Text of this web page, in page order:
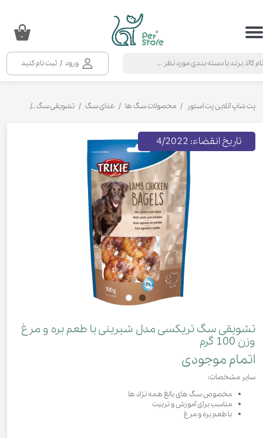
ورود / ثبت نام کنید
حساب کاربری من
خروج از حساب کاربری
۰
پت شاپ آنلاین پت استور محصولات سگ ها غذای سگ تشویقی سگ
تشویقی سگ تریکسی مدل شیرینی با طعم بره و مرغ
وزن 100 گرم
اتمام موجودی
سایر مشخصات:
مخصوص سگ های بالغ همه نژاد ها
مناسب برای آموزش و تربیت
با طعم بره و مرغ
تاریخ انقضاء: 4/2022